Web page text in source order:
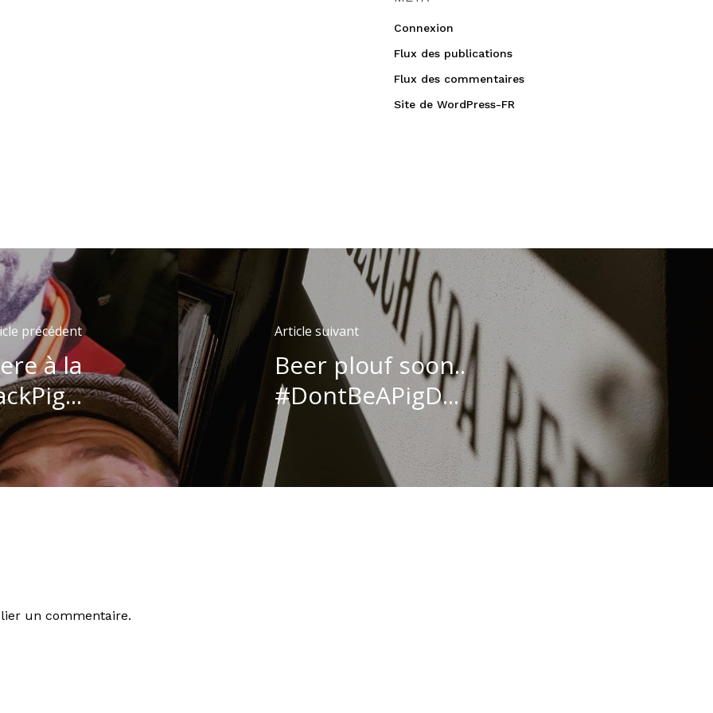
Connexion
Flux des publications
Flux des commentaires
Site de WordPress-FR
précédent
à la
Article suivant
Beer plouf soon..
#DontBeAPigD...
un commentaire.